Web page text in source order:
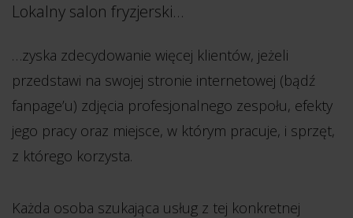
Lokalny salon fryzjerski…
…zyska zdecydowanie więcej klientów, jeżeli
przedstawi na swojej stronie internetowej (bądź
fanpage’u) zdjęcia profesjonalnego zespołu, efekty
jego pracy oraz miejsce, w którym pracuje, i sprzęt,
z którego korzysta.
Każda osoba szukająca usług z tej konkretnej